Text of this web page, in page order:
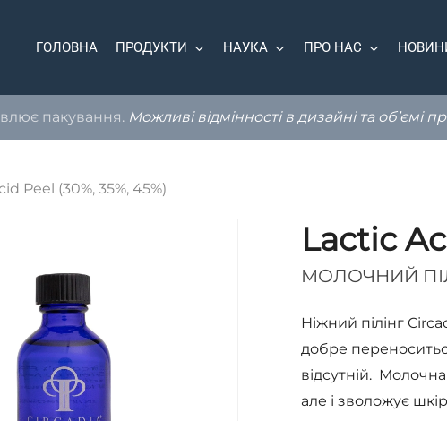
ГОЛОВНА ПРОДУКТИ НАУКА ПРО НАС
пакування. Можливі відмінності в дизайні та об’ємі
Peel (30%, 35%, 45%)
Lactic
МОЛОЧНИЙ
Ніжний пілінг
добре
відсутній.
але і зволожує